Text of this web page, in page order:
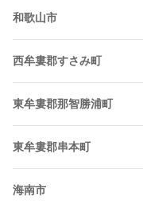
和歌山市
西牟婁郡すさみ町
東牟婁郡那智勝浦町
東牟婁郡串本町
海南市